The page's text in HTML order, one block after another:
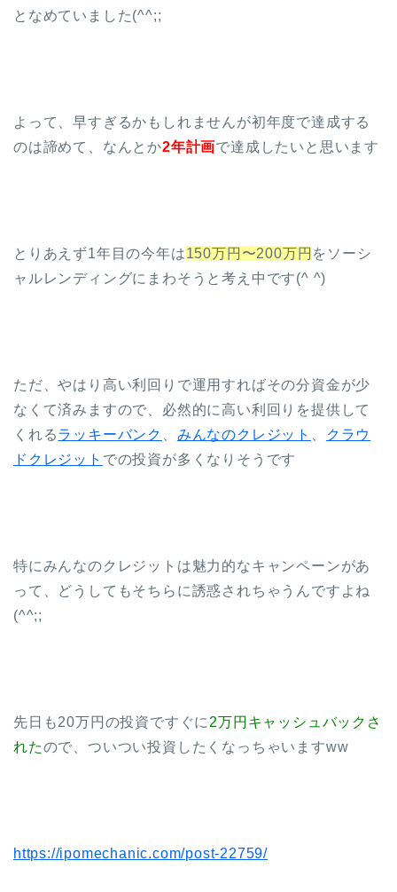
となめていました(^^;;
よって、早すぎるかもしれませんが初年度で達成する
のは諦めて、なんとか2年計画で達成したいと思います
とりあえず1年目の今年は150万円〜200万円 をソーシ
ャルレンディングにまわそうと考え中です(^ ^)
ただ、やはり高い利回りで運用すればその分資金が少
なくて済みますので、必然的に高い利回りを提供して
くれるラッキーバンク みんなのクレジット
クラウ
ドクレジット での投資が多くなりそうです
特にみんなのクレジットは魅力的なキャンペーンがあ
って、どうしてもそちらに誘惑されちゃうんですよね
(^^;;
先日も20万円の投資ですぐに 2万円キャッシュバックさ
れたので、ついつい投資したくなっちゃいますww
https://ipomechanic.com/post-22759/